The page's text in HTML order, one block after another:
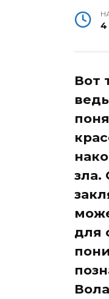
4
Вот
зла.
для